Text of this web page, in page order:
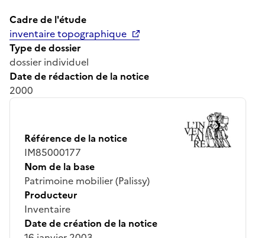
Cadre de l'étude
inventaire topographique
Type de dossier
dossier individuel
Date de rédaction de la notice
2000
Référence de la notice
IM85000177
Nom de la base
Patrimoine mobilier (Palissy)
Producteur
Inventaire
Date de création de la notice